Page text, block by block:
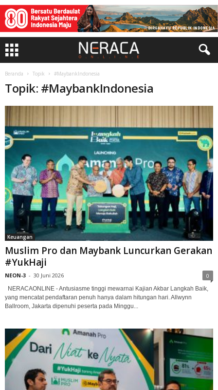
Beranda Topik #MaybankIndonesia
Topik: #MaybankIndonesia
Keuangan
Muslim Pro dan Maybank Luncurkan Gerakan
#YukHaji
NEON-3 - 30 Juni 2026 0
NERACAONLINE - Antusiasme tinggi mewarnai Kajian Akbar Langkah Baik,
yang mencatat pendaftaran penuh hanya dalam hitungan hari. Allwynn
Ballroom, Jakarta dipenuhi peserta pada Minggu...